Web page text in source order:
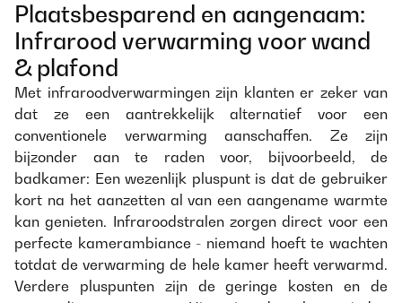
Plaatsbesparend en aangenaam:
Infrarood verwarming voor wand
& plafond
Met infraroodverwarmingen zijn klanten er zeker van
dat ze een aantrekkelijk alternatief voor een
conventionele verwarming aanschaffen. Ze zijn
bijzonder aan te raden voor, bijvoorbeeld, de
badkamer: Een wezenlijk pluspunt is dat de gebruiker
kort na het aanzetten al van een aangename warmte
kan genieten. Infraroodstralen zorgen direct voor een
perfecte kamerambiance - niemand hoeft te wachten
totdat de verwarming de hele kamer heeft verwarmd.
Verdere pluspunten zijn de geringe kosten en de